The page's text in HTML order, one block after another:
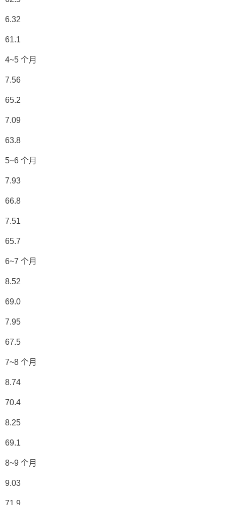
6.32
61.1
4~5 个月
7.56
65.2
7.09
63.8
5~6 个月
7.93
66.8
7.51
65.7
6~7 个月
8.52
69.0
7.95
67.5
7~8 个月
8.74
70.4
8.25
69.1
8~9 个月
9.03
71.9